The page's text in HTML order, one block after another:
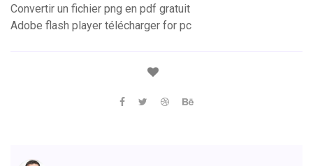
Convertir un fichier png en pdf gratuit
Adobe flash player télécharger for pc